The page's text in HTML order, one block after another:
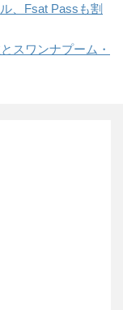
、Fsat Passも割
スワンナプーム・